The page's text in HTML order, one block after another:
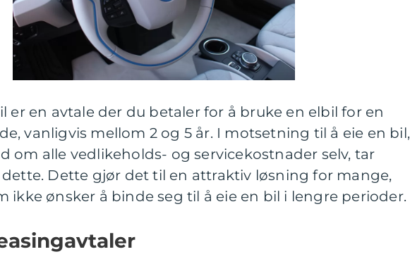
er en avtale der du betaler for å bruke en elbil for en
vanligvis mellom 2 og 5 år. I motsetning til å eie en bil,
om alle vedlikeholds- og servicekostnader selv, tar
dette. Dette gjør det til en attraktiv løsning for mange,
ikke ønsker å binde seg til å eie en bil i lengre perioder.